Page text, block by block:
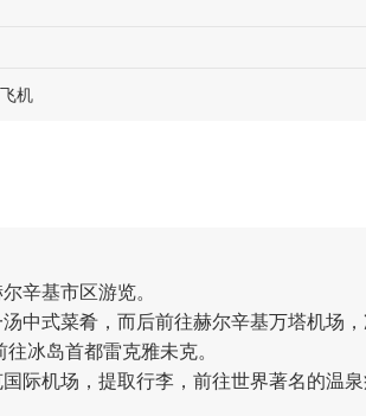
飞机
辛基市区游览。
中式菜肴，而后前往赫尔辛基万塔机场
冰岛首都雷克雅未克。
际机场，提取行李，前往世界著名的温